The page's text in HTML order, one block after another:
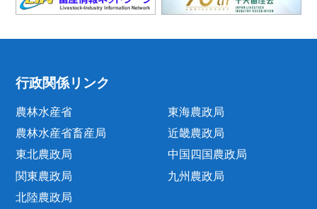
行政関係リンク
農林水産省
農林水産省畜産局
東北農政局
関東農政局
北陸農政局
東海農政局
近畿農政局
中国四国農政局
九州農政局